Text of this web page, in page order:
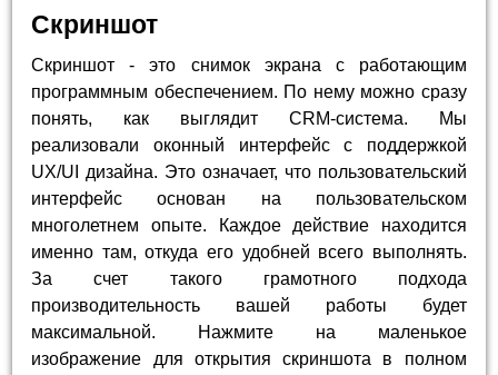
Скриншот
Скриншот - это снимок экрана с работающим
программным обеспечением. По нему можно сразу
понять, как выглядит CRM-система. Мы
реализовали оконный интерфейс с поддержкой
UX/UI дизайна. Это означает, что пользовательский
интерфейс основан на пользовательском
многолетнем опыте. Каждое действие находится
именно там, откуда его удобней всего выполнять.
За счет такого грамотного подхода
производительность вашей работы будет
максимальной. Нажмите на маленькое
изображение для открытия скриншота в полном